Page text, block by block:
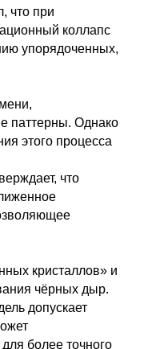
что при
коллапс
упорядоченных,
паттерны. Однако
этого процесса
что
кристаллов» и
чёрных дыр.
допускает
более точного